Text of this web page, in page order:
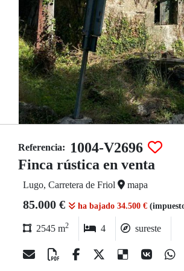
Referencia:
1004-V2696
Finca rústica en venta
Lugo, Carretera de Friol mapa
85.000 € ha bajado 34.500 €
2545 m2 4 sureste